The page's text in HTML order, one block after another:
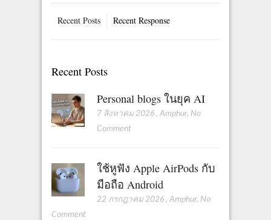
Recent Posts Recent Response
Recent Posts
Personal blogs ในยุค AI
7 สิงหาคม 2026 , Amphur, No
Comment
ใช้หูฟัง Apple AirPods กับ
มือถือ Android
22 กรกฎาคม 2026 , Amphur, No
Comment